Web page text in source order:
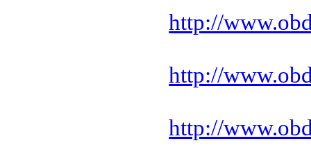
http://
http://
http://